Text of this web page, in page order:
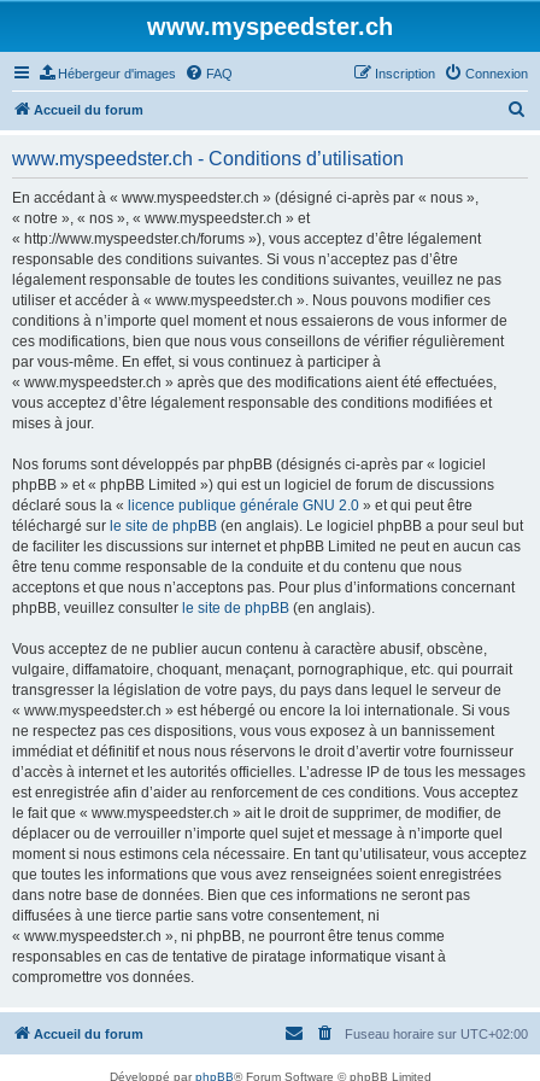
www.myspeedster.ch
Hébergeur d'images FAQ Connexion
Inscription
Accueil du forum
www.myspeedster.ch - Conditions d’utilisation
En accédant à « www.myspeedster.ch » (désigné ci-après par « nous »,
« notre », « nos », « www.myspeedster.ch » et
« http://www.myspeedster.ch/forums »), vous acceptez d’être légalement
responsable des conditions suivantes. Si vous n’acceptez pas d’être
légalement responsable de toutes les conditions suivantes, veuillez ne pas
utiliser et accéder à « www.myspeedster.ch ». Nous pouvons modifier ces
conditions à n’importe quel moment et nous essaierons de vous informer de
ces modifications, bien que nous vous conseillons de vérifier régulièrement
par vous-même. En effet, si vous continuez à participer à
« www.myspeedster.ch » après que des modifications aient été effectuées,
vous acceptez d’être légalement responsable des conditions modifiées et
mises à jour.
Nos forums sont développés par phpBB (désignés ci-après par « logiciel
phpBB » et « phpBB Limited ») qui est un logiciel de forum de discussions
déclaré sous la « licence publique générale GNU 2.0 » et qui peut être
téléchargé sur le site de phpBB (en anglais). Le logiciel phpBB a pour seul but
de faciliter les discussions sur internet et phpBB Limited ne peut en aucun cas
être tenu comme responsable de la conduite et du contenu que nous
acceptons et que nous n’acceptons pas. Pour plus d’informations concernant
phpBB, veuillez consulter le site de phpBB (en anglais).
Vous acceptez de ne publier aucun contenu à caractère abusif, obscène,
vulgaire, diffamatoire, choquant, menaçant, pornographique, etc. qui pourrait
transgresser la législation de votre pays, du pays dans lequel le serveur de
« www.myspeedster.ch » est hébergé ou encore la loi internationale. Si vous
ne respectez pas ces dispositions, vous vous exposez à un bannissement
immédiat et définitif et nous nous réservons le droit d’avertir votre fournisseur
d’accès à internet et les autorités officielles. L’adresse IP de tous les messages
est enregistrée afin d’aider au renforcement de ces conditions. Vous acceptez
le fait que « www.myspeedster.ch » ait le droit de supprimer, de modifier, de
déplacer ou de verrouiller n’importe quel sujet et message à n’importe quel
moment si nous estimons cela nécessaire. En tant qu’utilisateur, vous acceptez
que toutes les informations que vous avez renseignées soient enregistrées
dans notre base de données. Bien que ces informations ne seront pas
diffusées à une tierce partie sans votre consentement, ni
« www.myspeedster.ch », ni phpBB, ne pourront être tenus comme
responsables en cas de tentative de piratage informatique visant à
compromettre vos données.
Accueil du forum Fuseau horaire sur UTC+02:00
Développé parphpBB® Forum Software © phpBB Limited